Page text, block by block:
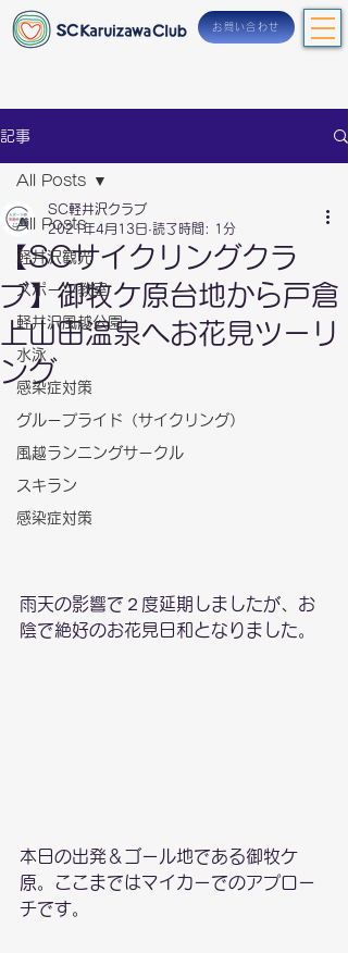
お問い合わせ
記事
All Posts
軽井沢観光
スポーツ教室
軽井沢風越公園
水泳
感染症対策
グループライド（サイクリング）
風越ランニングサークル
スキラン
感染症対策
All Posts
【SCサイクリングクラ
ブ】御牧ケ原台地から戸倉
上山田温泉へお花見ツーリ
ング
SC軽井沢クラブ
2021年4月13日 読了時間: 1分
雨天の影響で２度延期しましたが、お
陰で絶好のお花見日和となりました。
本日の出発＆ゴール地である御牧ケ
原。ここまではマイカーでのアプロー
チです。